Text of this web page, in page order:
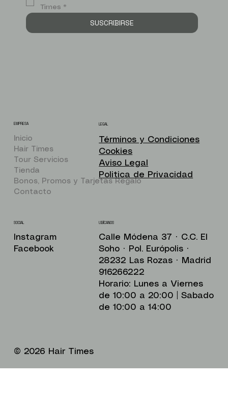
Times *
SUSCRIBIRSE
EMPRESA
Inicio
Hair Times
Tour Servicios
Tienda
Bonos, Promos y Tarjetas Regalo
Contacto
LEGAL
Términos y Condiciones
Politica de Privacidad
Cookies
Aviso Legal
SOCIAL
Instagram
Facebook
UBÍCANOS
Calle Módena 37 · C.C. El
Soho · Pol. Európolis ·
28232 Las Rozas · Madrid
916266222
Horario: Lunes a Viernes
de 10:00 a 20:00 | Sabado
de 10:00 a 14:00
© 2026 Hair Times